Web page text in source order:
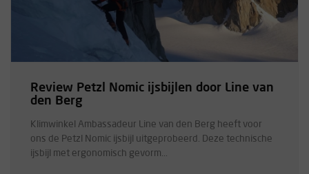
Review Petzl Nomic ijsbijlen door Line van
den Berg
Klimwinkel Ambassadeur Line van den Berg heeft voor
ons de Petzl Nomic ijsbijl uitgeprobeerd. Deze technische
ijsbijl met ergonomisch gevorm...